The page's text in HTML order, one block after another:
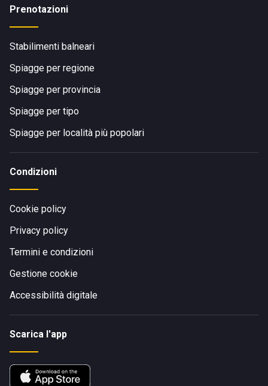
Prenotazioni
Stabilimenti balneari
Spiagge per regione
Spiagge per provincia
Spiagge per tipo
Spiagge per località più popolari
Condizioni
Cookie policy
Privacy policy
Termini e condizioni
Gestione cookie
Accessibilità digitale
Scarica l'app